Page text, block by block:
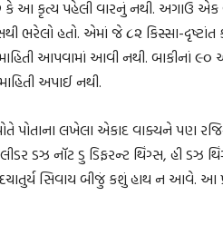
આ કૃત્ય પહેલી વારનું નથી. અગાઉ એક
ભરેલો હતો. એમાં જે ૮૨ કિસ્સા-
આપવામાં આવી નથી. બાકીનાં
અપાઈ નથી.
પોતાના લખેલા એકાદ વાક્યને પણ
ડઝ નૉટ ડુ ડિફરન્ટ થિંગ્સ, હી ડઝ
સિવાય બીજું કશું હાથ ન આવે. આ